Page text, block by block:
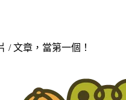
/ 文章，當第一個！